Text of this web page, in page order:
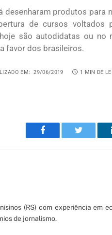
desenharam produtos para
de cursos
são autodidatas ou no
favor dos brasileiros.
EM: 29/06/2019 1 MIN DE
Facebook Twitter
(RS) com experiência em
de jornalismo.